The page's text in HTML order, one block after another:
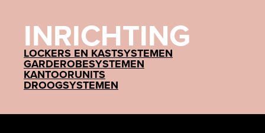
INRICHTING
LOCKERS EN KASTSYSTEMEN
GARDEROBESYSTEMEN
KANTOORUNITS
DROOGSYSTEMEN